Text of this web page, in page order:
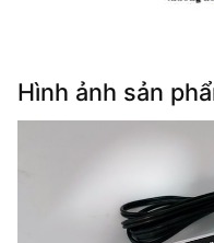
Hình ảnh sản